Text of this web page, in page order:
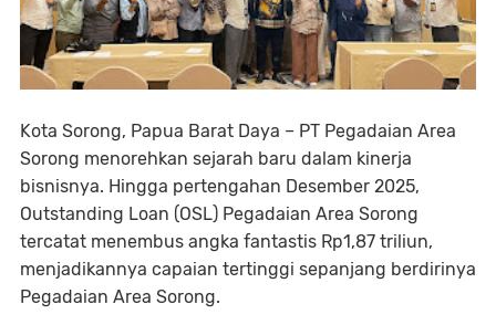
Kota Sorong, Papua Barat Daya – PT Pegadaian Area
Sorong menorehkan sejarah baru dalam kinerja
bisnisnya. Hingga pertengahan Desember 2025,
Outstanding Loan (OSL) Pegadaian Area Sorong
tercatat menembus angka fantastis Rp1,87 triliun,
menjadikannya capaian tertinggi sepanjang berdirinya
Pegadaian Area Sorong.